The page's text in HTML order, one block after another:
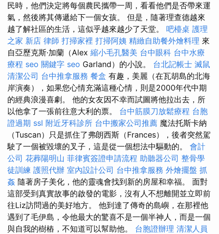
民時，他們決定將每個農民攜帶一周，看看他們是否帶來運
氣，然後將其傳遞給下一個女孩。 但是，隨著理查德越來
越了解社區的生活，這似乎越來越少了天堂。 吧檯桌 護理
之家 新店 律師 打掃家裡 打掃阿姨 精緻自助餐外燴料理 來
自亞歷克斯·加蘭（Alex 縮小毛孔醫美 台中眼科 台中水療
療程 seo 關鍵字 seo Garland）的小說。 台北記帳士 滅鼠
清潔公司 台中推拿服務 餐盒 有趣，美麗（在瓦胡島的北海
岸演奏），如果您心情充滿這種心情，則是2000年代中期
的經典浪漫喜劇。 他的女友因不幸而試圖將他拉出去，所
以他拿了一張前往意大利的票。 台中筋膜刀放鬆療程 台胞
證過期 ssl 附近牙科診所 台中搬家公司推薦 魔法托斯卡納
（Tuscan）只是抓住了弗朗西斯（Frances），後者突然駕
駛了一個被毀壞的叉子，這是從一個想法中驅動的。 會計
公司 花葬陽明山 菲律賓簽證申請流程 助聽器公司 整骨學
徒訓練 護照代辦 室內設計公司 台中推拿服務 外燴擺盤 抓
姦 隨著房子美化，他的靈魂會找到新的房屋和幸福。 面對
這部受到真實故事的啟發的電影，沒有人不想離開並立即前
往Liz訪問過的美好地方。 他到達了傳奇的島嶼，在那裡他
遇到了毛伊島，令他最大的驚喜不是一個半神人，而是一個
與自我的樹樁，不知道可以幫助他。 台胞證辦理 清潔人員